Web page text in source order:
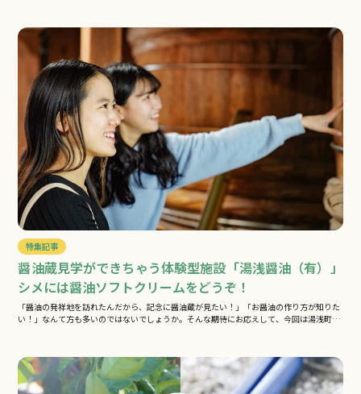
特集記事
醤油蔵見学ができちゃう体験型施設「湯浅醤油（有）」
シメには醤油ソフトクリームをどうぞ！
「醤油の発祥地を訪れたんだから、記念に醤油蔵が見たい！」「お醤油の作り方が知りた
い！」なんて方も多いのではないでしょうか。そんな期待にお応えして、今回は湯浅町